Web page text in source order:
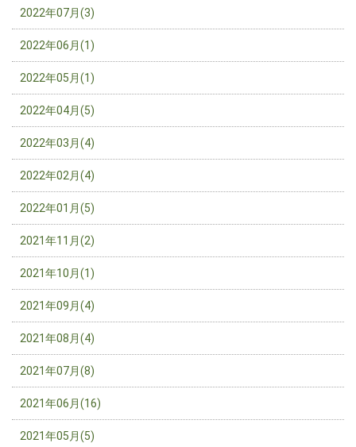
2022年07月(3)
2022年06月(1)
2022年05月(1)
2022年04月(5)
2022年03月(4)
2022年02月(4)
2022年01月(5)
2021年11月(2)
2021年10月(1)
2021年09月(4)
2021年08月(4)
2021年07月(8)
2021年06月(16)
2021年05月(5)